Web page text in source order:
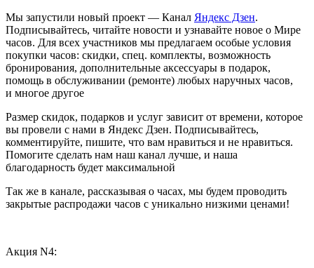
Мы запустили новый проект — Канал Яндекс Дзен.
Подписывайтесь, читайте новости и узнавайте новое о Мире
часов. Для всех участников мы предлагаем особые условия
покупки часов: скидки, спец. комплекты, возможность
бронирования, дополнительные аксессуары в подарок,
помощь в обслуживании (ремонте) любых наручных часов,
и многое другое
Размер скидок, подарков и услуг зависит от времени, которое
вы провели с нами в Яндекс Дзен. Подписывайтесь,
комментируйте, пишите, что вам нравиться и не нравиться.
Помогите сделать нам наш канал лучше, и наша
благодарность будет максимальной
Так же в канале, рассказывая о часах, мы будем проводить
закрытые распродажи часов с уникально низкими ценами!
Акция N4: